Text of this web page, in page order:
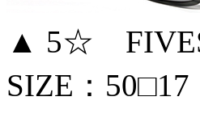
▲ 5☆
SIZE：